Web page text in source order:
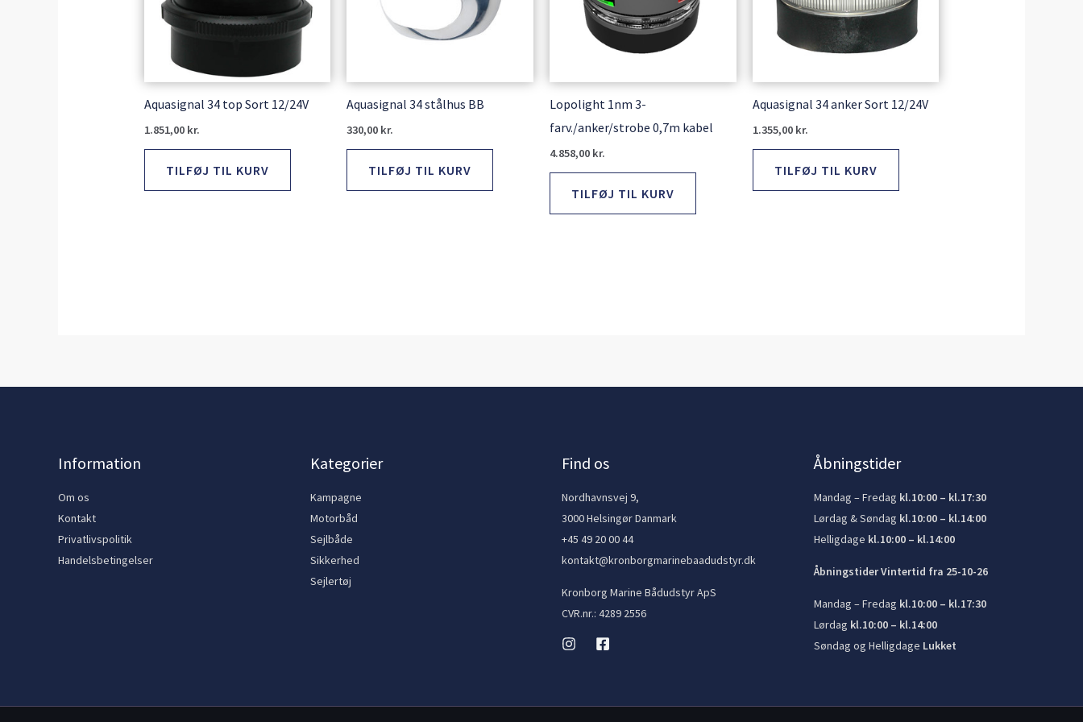
Aquasignal 34 top Sort 12/24V
1.851,00 kr.
TILFØJ TIL KURV
Aquasignal 34 stålhus BB
330,00 kr.
TILFØJ TIL KURV
Lopolight 1nm 3-
farv./anker/strobe 0,7m kabel
4.858,00 kr.
TILFØJ TIL KURV
Aquasignal 34 anker Sort 12/24V
1.355,00 kr.
TILFØJ TIL KURV
Information
Om os
Kontakt
Privatlivspolitik
Handelsbetingelser
Kategorier
Kampagne
Motorbåd
Sejlbåde
Sikkerhed
Sejlertøj
Find os
Nordhavnsvej 9,
3000 Helsingør Danmark
+45 49 20 00 44
kontakt@kronborgmarinebaadudstyr.dk
Kronborg Marine Bådudstyr ApS
CVR.nr.: 4289 2556
Åbningstider
Mandag – Fredag kl.10:00 – kl.17:30
Lørdag & Søndag kl.10:00 – kl.14:00
Helligdage kl.10:00 – kl.14:00
Åbningstider Vintertid fra 25-10-26
Mandag – Fredag kl.10:00 – kl.17:30
Lørdag kl.10:00 – kl.14:00
Søndag og Helligdage Lukket